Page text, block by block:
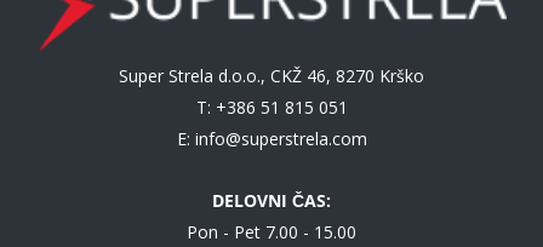
Super Strela d.o.o., CKŽ 46, 8270 Krško
T: +386 51 815 051
E: info@superstrela.com
DELOVNI ČAS:
Pon - Pet 7.00 - 15.00